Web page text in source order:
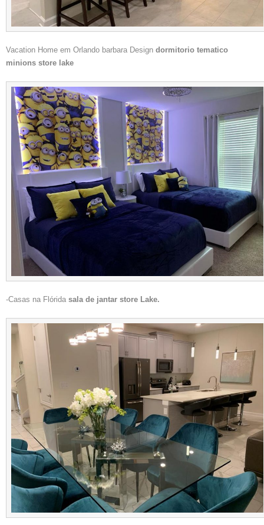
Vacation Home em Orlando barbara Design dormitorio tematico
minions store lake
-Casas na Flórida sala de jantar store Lake.